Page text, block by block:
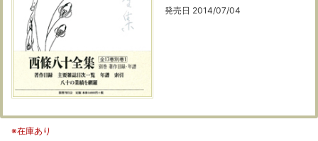
発売日 2014/07/04
※在庫あり